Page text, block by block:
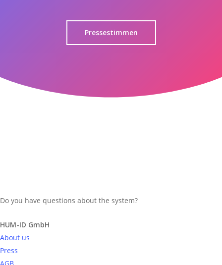
Pressestimmen
Do you have questions about the system?
HUM-ID GmbH
About us
Press